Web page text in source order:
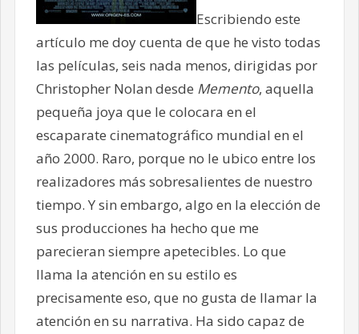
Escribiendo este
artículo me doy cuenta de que he visto todas
las películas, seis nada menos, dirigidas por
Christopher Nolan desde Memento, aquella
pequeña joya que le colocara en el
escaparate cinematográfico mundial en el
año 2000. Raro, porque no le ubico entre los
realizadores más sobresalientes de nuestro
tiempo. Y sin embargo, algo en la elección de
sus producciones ha hecho que me
parecieran siempre apetecibles. Lo que
llama la atención en su estilo es
precisamente eso, que no gusta de llamar la
atención en su narrativa. Ha sido capaz de